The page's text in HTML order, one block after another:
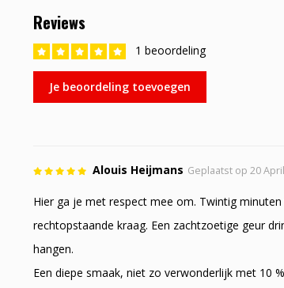
Reviews
1 beoordeling
Je beoordeling toevoegen
Alouis Heijmans Geplaatst op 20
Hier ga je met respect mee om. Twintig
rechtopstaande kraag. Een zachtzoetige geur
hangen.
Een diepe smaak, niet zo verwonderlijk met 10